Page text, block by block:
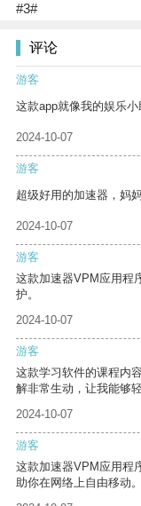
#3#
评论
游客
这款app就像我的娱乐小
2024-10-07
游客
超级好用的加速器，妈
2024-10-07
游客
这款加速器VPM应用程
护。
2024-10-07
游客
这款学习软件的课程内
解非常生动，让我能够
2024-10-07
游客
这款加速器VPM应用程
助你在网络上自由移动。